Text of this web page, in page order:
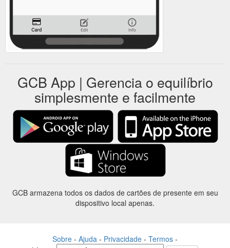
GCB App | Gerencia o equilíbrio
simplesmente e facilmente
GCB armazena todos os dados de cartões de presente em seu
dispositivo local apenas.
Sobre - Ajuda - Privacidade - Termos -